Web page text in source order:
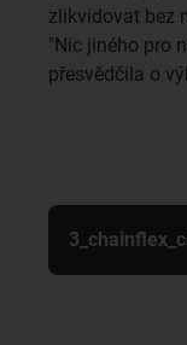
zlikvidovat bez
"Nic jiného pro
přesvědčila o